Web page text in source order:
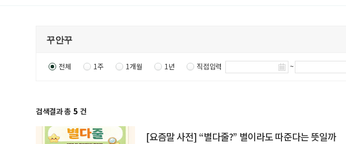
전체 1주 1개월 1년 직접입력 ~
검색결과 총 5 건
[요즘말 사전] “별다줄?” 별이라도 따준다는 뜻일까